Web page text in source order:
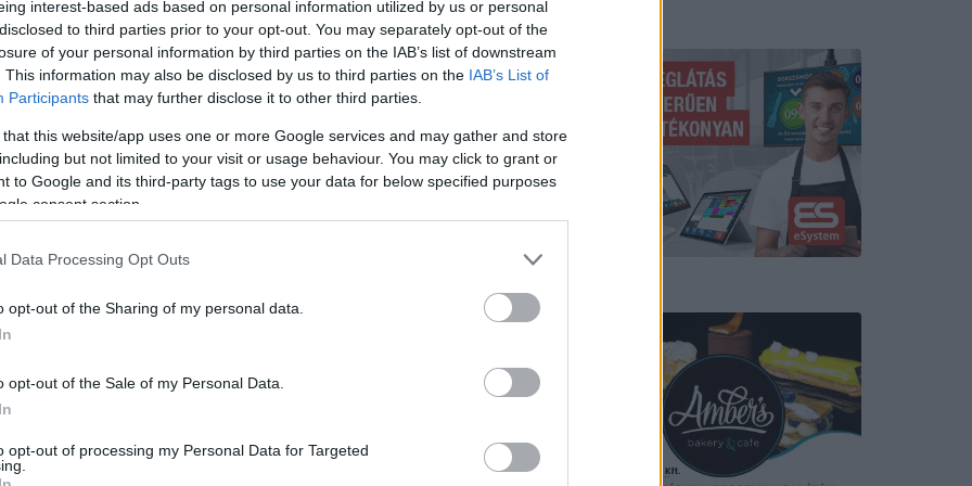
interest-based ads based on personal information utilized by us or personal
to third parties prior to your opt-out. You may separately opt-out of the
of your personal information by third parties on the IAB’s list of downstream
This information may also be disclosed by us to third parties on the IAB’s List of
Participants that may further disclose it to other third parties.
that this website/app uses one or more Google services and may gather and store
but not limited to your visit or usage behaviour. You may click to grant or
to Google and its third-party tags to use your data for below specified purposes
consent section.
Data Processing Opt Outs
opt-out of the Sharing of my personal data.
opt-out of the Sale of my Personal Data.
opt-out of processing my Personal Data for Targeted
teli vödrökben emberi csontoksorakoztak – nem
tiltott kereskedés tárgyai.
kurzus állt, amelyen hazai és külföldi fül-orr-gégész
fúrását – ehhez azonban eredeti emberi csontokra volt
eljárás helyett a könnyebb, de törvénytelen utat
aki legalább száz sziklacsontot emelt ki holttestekből.
el. A boncmester a jegyzőkönyvekben semmit
nyomtalanul tűntek el a rendszerből.